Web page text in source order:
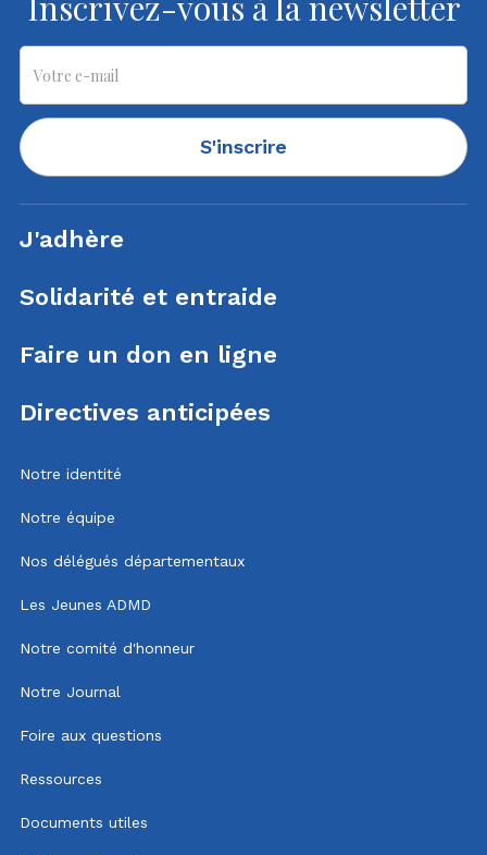
S'inscrire
J'adhère
Solidarité et entraide
Faire un don en ligne
Directives anticipées
Notre identité
Notre équipe
Nos délégués départementaux
Les Jeunes ADMD
Notre comité d'honneur
Notre Journal
Foire aux questions
Ressources
Documents utiles